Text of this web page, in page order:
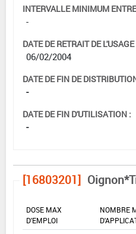
INTERVALLE MINIMUM
-
DATE DE RETRAIT DE L'USAGE
06/02/2004
DATE DE FIN DE
-
DATE DE FIN D'UTILISATION :
-
[16803201]
DOSE MAX
D'EMPLOI
NOMBRE